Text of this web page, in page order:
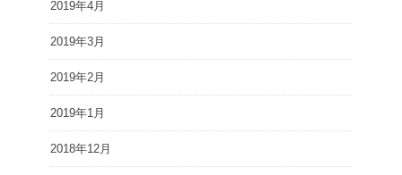
2019年4月
2019年3月
2019年2月
2019年1月
2018年12月